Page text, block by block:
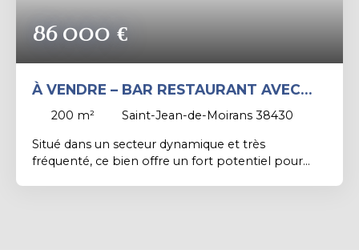
86 000€
À VENDRE – BAR RESTAURANT AVEC
BAIL NEUF – EMPLACEMENT PASSANT
200 m²
Saint-Jean-de-Moirans 38430
Situé dans un secteur dynamique et très
fréquenté, ce bien offre un fort potentiel pour